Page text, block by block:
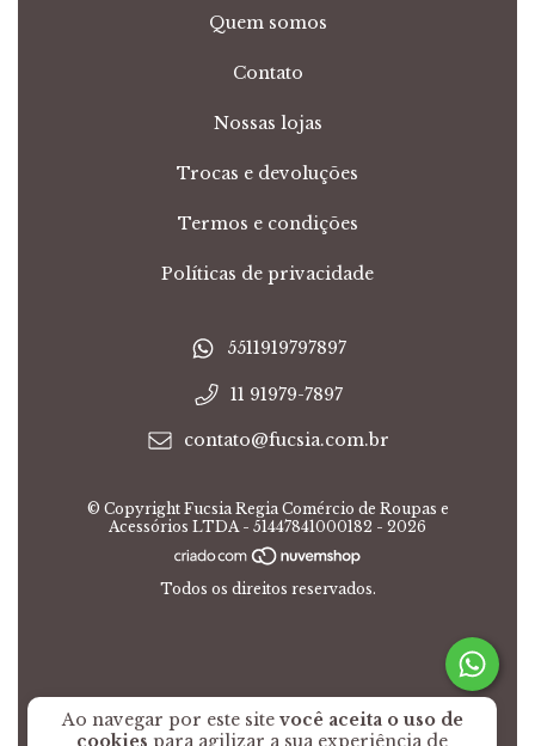
Ao navegar por este site você aceita o uso de
cookies para agilizar a sua experiência de
Quem somos
Contato
Nossas lojas
Trocas e devoluções
Termos e condições
Políticas de privacidade
5511919797897
11 91979-7897
contato@fucsia.com.br
© Copyright Fucsia Regia Comércio de Roupas e
Acessórios LTDA - 51447841000182 - 2026
Todos os direitos reservados.